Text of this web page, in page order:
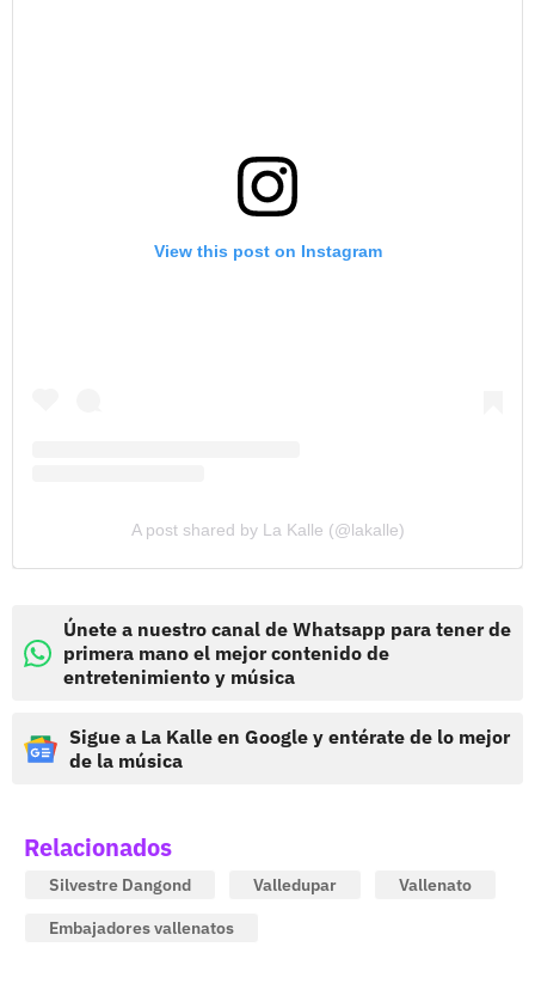
View this post on Instagram
A post shared by La Kalle (@lakalle)
Únete a nuestro canal de Whatsapp para tener de
primera mano el mejor contenido de
entretenimiento y música
Sigue a La Kalle en Google y entérate de lo mejor
de la música
Relacionados
Silvestre Dangond Valledupar
Vallenato
Embajadores vallenatos